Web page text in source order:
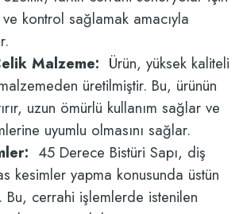
kontrol sağlamak amacıyla
Malzeme: Ürün, yüksek kaliteli
üretilmiştir. Bu, ürünün
uzun ömürlü kullanım sağlar ve
uyumlu olmasını sağlar.
45 Derece Bistüri Sapı, diş
kesimler yapma konusunda üstün
Bu, cerrahi işlemlerde istenilen